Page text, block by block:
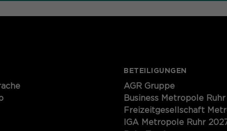
BETEILIGUNGEN
AGR Gruppe
Business Metropole Ruhr
Freizeitgesellschaft
IGA Metropole Ruhr